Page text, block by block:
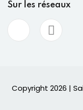
Sur les réseaux
Copyright 2026 |